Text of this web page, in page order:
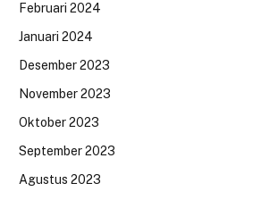
Februari 2024
Januari 2024
Desember 2023
November 2023
Oktober 2023
September 2023
Agustus 2023